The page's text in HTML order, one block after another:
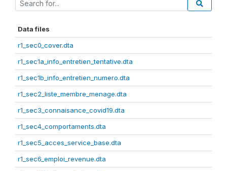
Data files
r1_sec0_cover.dta
r1_sec1a_info_entretien_tentative.dta
r1_sec1b_info_entretien_numero.dta
r1_sec2_liste_membre_menage.dta
r1_sec3_connaisance_covid19.dta
r1_sec4_comportaments.dta
r1_sec5_acces_service_base.dta
r1_sec6_emploi_revenue.dta